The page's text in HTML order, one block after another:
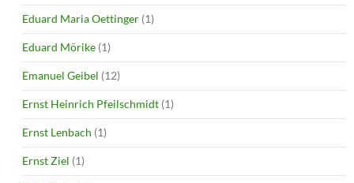
Eduard Maria Oettinger (1)
Eduard Mörike (1)
Emanuel Geibel (12)
Ernst Heinrich Pfeilschmidt (1)
Ernst Lenbach (1)
Ernst Ziel (1)